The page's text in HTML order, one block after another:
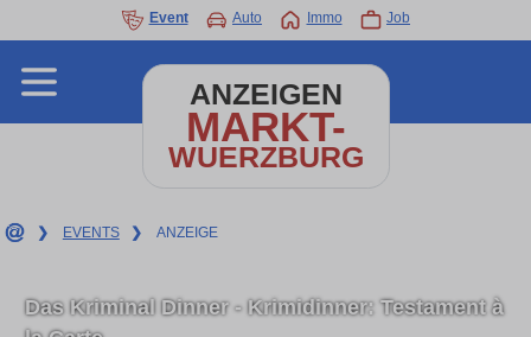
Event Auto Immo Job
ANZEIGEN
MARKT-
WUERZBURG
❯ EVENTS ❯ ANZEIGE
Das Kriminal Dinner - Krimidinner: Testament à